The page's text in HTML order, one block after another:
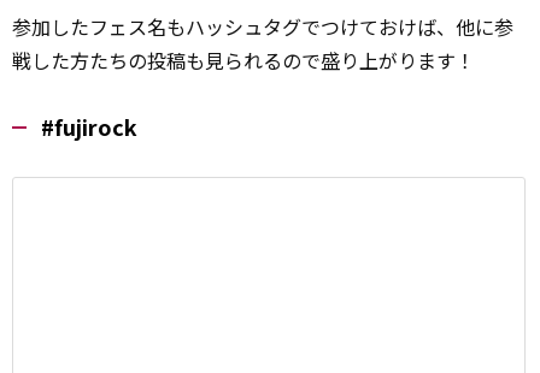
参加したフェス名もハッシュタグでつけておけば、他に参
戦した方たちの投稿も見られるので盛り上がります！
#fujirock